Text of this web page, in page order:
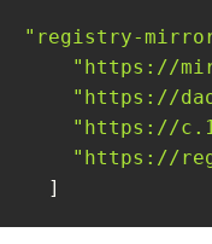
"registry-
"https://
"https://
"https://
"https://
  ]